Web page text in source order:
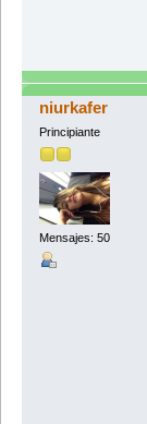
niurkafer
Principiante
Mensajes: 50